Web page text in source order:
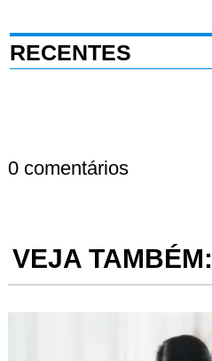
RECENTES
0 comentários
VEJA TAMBÉM: